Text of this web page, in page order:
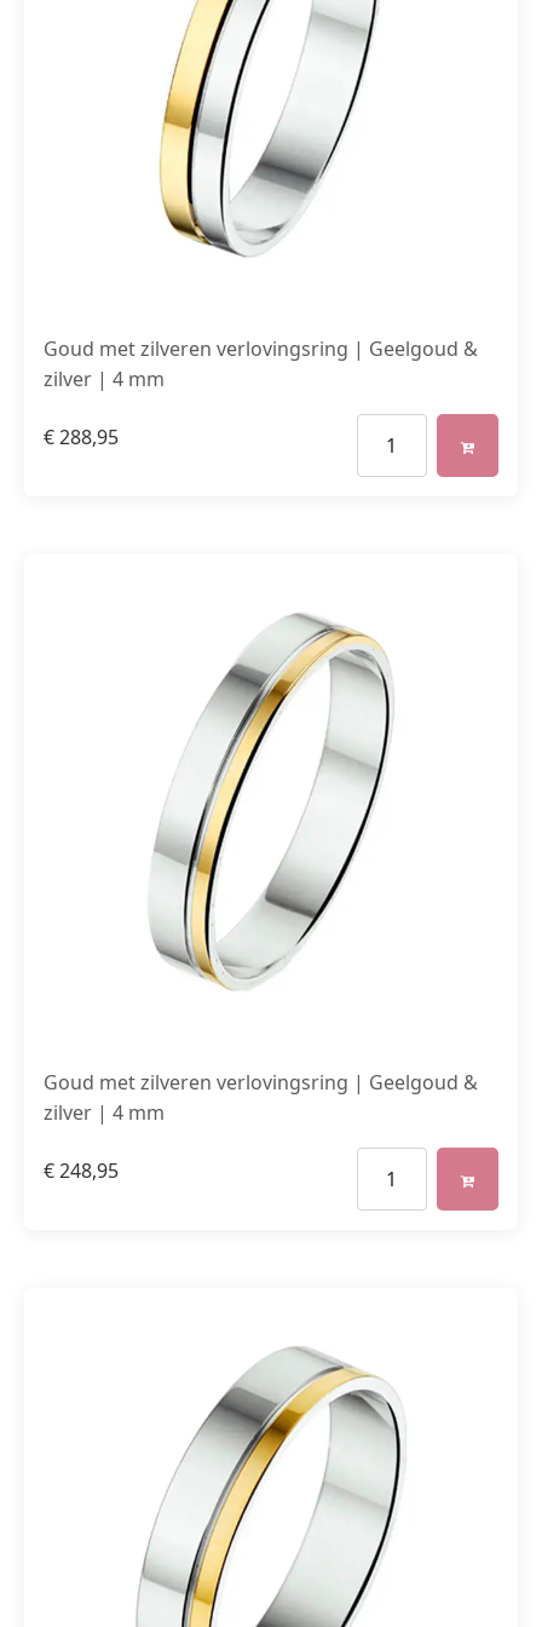
Goud met zilveren verlovingsring | Geelgoud &
zilver | 4 mm
€288,95
Goud met zilveren verlovingsring | Geelgoud &
zilver | 4 mm
€248,95